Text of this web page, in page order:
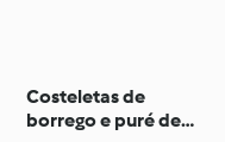
Costeletas de
borrego e puré de